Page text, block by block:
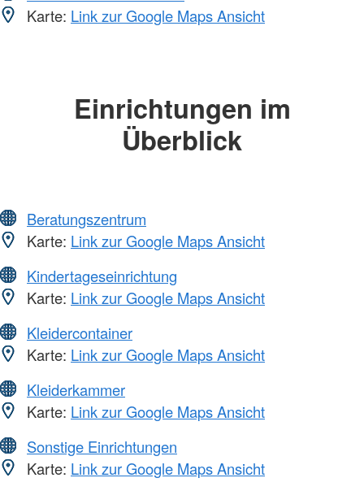
Karte: Link zur Google Maps Ansicht
Einrichtungen im
Überblick
Beratungszentrum
Karte: Link zur Google Maps Ansicht
Kindertageseinrichtung
Karte: Link zur Google Maps Ansicht
Kleidercontainer
Karte: Link zur Google Maps Ansicht
Kleiderkammer
Karte: Link zur Google Maps Ansicht
Sonstige Einrichtungen
Karte: Link zur Google Maps Ansicht